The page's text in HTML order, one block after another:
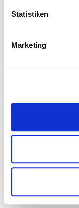
Statistiken
Marketing